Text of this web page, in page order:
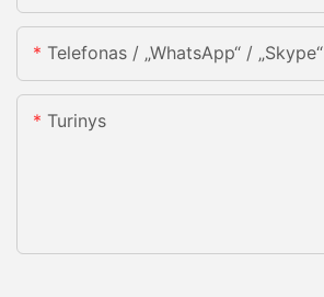
Telefonas / „WhatsApp“ / „Skype“
Turinys